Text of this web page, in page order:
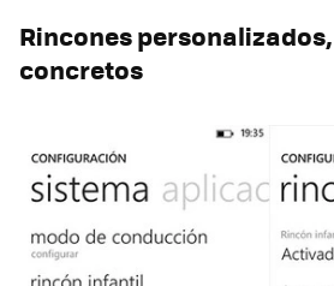
Rincones
concretos